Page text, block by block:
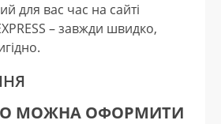
для вас час на сайті
– завжди швидко,
МОЖНА ОФОРМИТИ